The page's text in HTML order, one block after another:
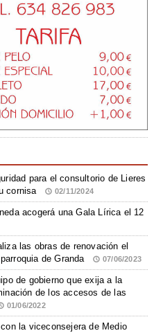
para el consultorio de Lieres
cornisa
02/11/2024
acogerá una Gala Lírica el 12
las obras de renovación el
de Granda
07/06/2023
de gobierno que exija a la
de los accesos de las
01/06/2022
la viceconsejera de Medio